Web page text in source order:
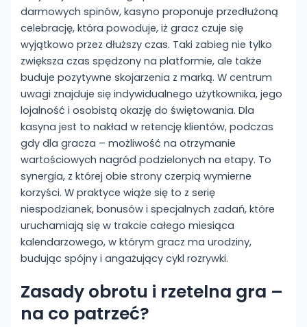
darmowych spinów, kasyno proponuje przedłużoną
celebrację, która powoduje, iż gracz czuje się
wyjątkowo przez dłuższy czas. Taki zabieg nie tylko
zwiększa czas spędzony na platformie, ale także
buduje pozytywne skojarzenia z marką. W centrum
uwagi znajduje się indywidualnego użytkownika, jego
lojalność i osobistą okazję do świętowania. Dla
kasyna jest to nakład w retencję klientów, podczas
gdy dla gracza – możliwość na otrzymanie
wartościowych nagród podzielonych na etapy. To
synergia, z której obie strony czerpią wymierne
korzyści. W praktyce wiąże się to z serię
niespodzianek, bonusów i specjalnych zadań, które
uruchamiają się w trakcie całego miesiąca
kalendarzowego, w którym gracz ma urodziny,
budując spójny i angażujący cykl rozrywki.
Zasady obrotu i rzetelna gra –
na co patrzeć?